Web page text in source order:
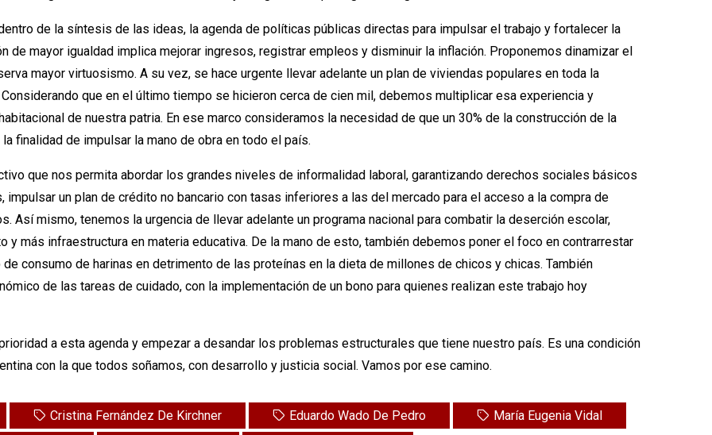
de la síntesis de las ideas, la agenda de políticas públicas directas para impulsar el trabajo y fortalecer la
de mayor igualdad implica mejorar ingresos, registrar empleos y disminuir la inflación. Proponemos dinamizar el
mayor virtuosismo. A su vez, se hace urgente llevar adelante un plan de viviendas populares en toda la
que en el último tiempo se hicieron cerca de cien mil, debemos multiplicar esa experiencia y
de nuestra patria. En ese marco consideramos la necesidad de que un 30% de la construcción de la
finalidad de impulsar la mano de obra en todo el país.
que nos permita abordar los grandes niveles de informalidad laboral, garantizando derechos sociales básicos
impulsar un plan de crédito no bancario con tasas inferiores a las del mercado para el acceso a la compra de
Así mismo, tenemos la urgencia de llevar adelante un programa nacional para combatir la deserción escolar,
y más infraestructura en materia educativa. De la mano de esto, también debemos poner el foco en contrarrestar
consumo de harinas en detrimento de las proteínas en la dieta de millones de chicos y chicas. También
de las tareas de cuidado, con la implementación de un bono para quienes realizan este trabajo hoy
a esta agenda y empezar a desandar los problemas estructurales que tiene nuestro país. Es una condición
con la que todos soñamos, con desarrollo y justicia social. Vamos por ese camino.
Cristina Fernández De Kirchner Eduardo Wado De Pedro
María Eugenia Vidal